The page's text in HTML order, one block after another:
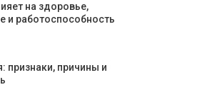
на здоровье,
и работоспособность
признаки, причины и